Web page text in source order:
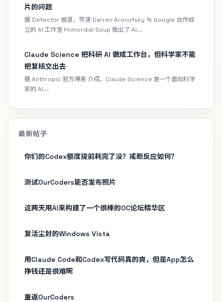
片的问题
据 Defector 报道，导演 Darren Aronofsky 与 Google 合作成
立的 AI 工作室 Primordial Soup 推出了 AI...
Claude Science 把科研 AI 做成工作台，但科学家不能
把复核交出去
据 Anthropic 官方博客 介绍，Claude Science 是一个面向科学
家的 AI...
最新帖子
你们的Codex额度提前耗完了没？戒断反应如何？
测试OurCoders能否发布照片
这两天用AI来构建了一个很棒的OC论坛精华区
复活尘封的Windows Vista
用Claude Code和Codex写代码真的爽，但是App怎么
挣钱还是很难啊
重返OurCoders